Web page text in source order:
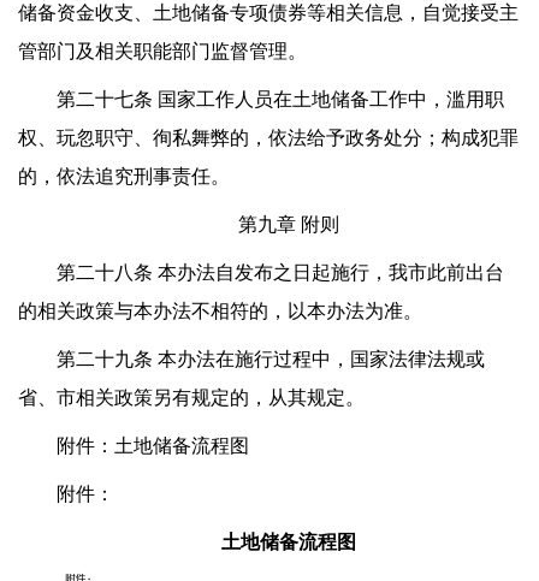
储备资金收支、土地储备专项债券等相关信息，自觉接受主
管部门及相关职能部门监督管理。
第二十七条 国家工作人员在土地储备工作中，滥用职
权、玩忽职守、徇私舞弊的，依法给予政务处分；构成犯罪
的，依法追究刑事责任。
第九章 附则
第二十八条 本办法自发布之日起施行，我市此前出台
的相关政策与本办法不相符的，以本办法为准。
第二十九条 本办法在施行过程中，国家法律法规或
省、市相关政策另有规定的，从其规定。
附件：土地储备流程图
附件：
土地储备流程图